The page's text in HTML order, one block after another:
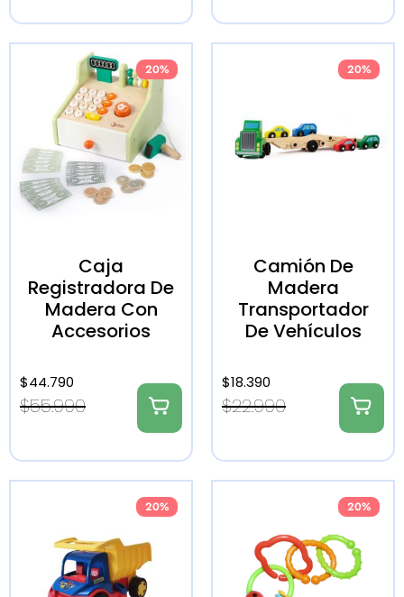
20%
Caja
Registradora De
Madera Con
Accesorios
$55.990
$44.790
20%
Camión De
Madera
Transportador
De Vehículos
$22.990
$18.390
20% 20%